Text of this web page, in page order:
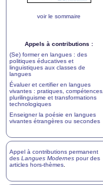
voir le sommaire
Appels à contributions :
(Se) former en langues : des
politiques éducatives et
linguistiques aux classes de
langues
Évaluer et certifier en langues
vivantes : pratiques, compétences,
plurilinguisme et transformations
technologiques
Enseigner la poésie en langues
vivantes étrangères ou secondes
Appel à contributions permanent
des Langues Modernes pour des
articles hors-thèmes